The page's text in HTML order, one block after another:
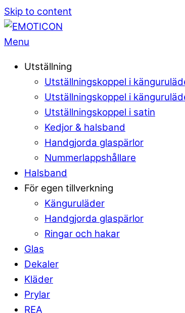
Skip to content
Menu
Utställning
Utställningskoppel i
Utställningskoppel i
Utställningskoppel i satin
Kedjor & halsband
Handgjorda glaspärlor
Nummerlappshållare
Halsband
För egen tillverkning
Känguruläder
Handgjorda glaspärlor
Ringar och hakar
Glas
Dekaler
Kläder
Prylar
REA